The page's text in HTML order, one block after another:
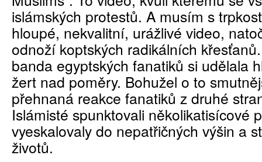
islámských protestů. A musím s
hloupé, nekvalitní, urážlivé video,
odnoží koptských radikálních
banda egyptských fanatiků si udělala
žert nad poměry. Bohužel o to
přehnaná reakce fanatiků z druhé
Islámisté spunktovali několikatisícové
vyeskalovaly do nepatřičných výšin a
životů.